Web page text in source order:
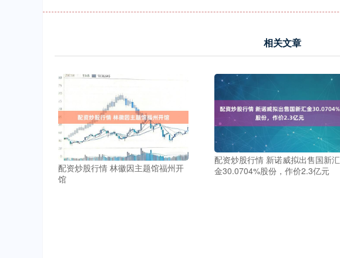
相关文章
配资炒股行情 林徽因主题馆福州开
馆
配资炒股行情 新诺威拟出售国新汇
金30.0704%股份，作价2.3亿元